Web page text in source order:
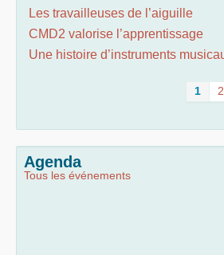
Les travailleuses de l’aiguille
CMD2 valorise l’apprentissage
Une histoire d’instruments
1 2
Agenda
Tous les événements